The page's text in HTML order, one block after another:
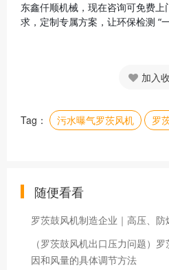
东鑫仟顺机械，现在咨询可免费
求，定制专属方案，让环保检测 “
加入
Tag： 污水曝气罗茨风机 罗
随便看看
罗茨鼓风机制造企业｜高压、
（罗茨鼓风机出口压力问题）
因和风量的具体调节方法